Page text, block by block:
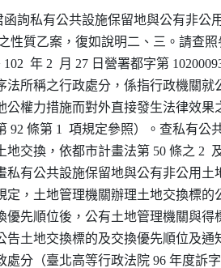
詢私有公共設施保留地與公有非公
定之性質乙案，復如說明二、三。請查
年 2  月 27 日營署都字第
程序法所稱之行政處分，係指行政機關
其他公權力措施而對外直接發生法律效
法第 92 條第 1  項規定參照）。查私有
用土地交換，依都市計畫法第 50 條之 2
計畫私有公共設施保留地與公有非公用
）規定，土地管理機關辦理土地交換標
交換優先順位後，公有土地管理機關與
關公告土地交換標的及交換優先順位及
行政處分（臺北高等行政法院 96 年度訴